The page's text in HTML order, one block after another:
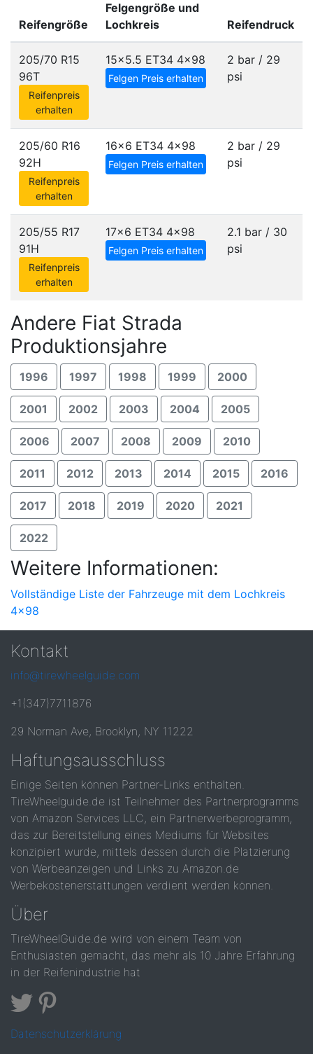
Reifengröße
Felgengröße und
Lochkreis
Reifendruck
205/70 R15
96T
Reifenpreis
erhalten
15x5.5 ET34 4x98
Felgen Preis erhalten
2 bar / 29
psi
205/60 R16
92H
Reifenpreis
erhalten
16x6 ET34 4x98
Felgen Preis erhalten
2 bar / 29
psi
205/55 R17
91H
Reifenpreis
erhalten
17x6 ET34 4x98
Felgen Preis erhalten
2.1 bar / 30
psi
Andere Fiat Strada
Produktionsjahre
1996 1997 1998 1999 2000
2001 2002 2003 2004 2005
2006 2007 2008 2009 2010
2011 2012 2013 2014 2015 2016
2017 2018 2019 2020 2021
2022
Weitere Informationen:
Vollständige Liste der Fahrzeuge mit dem Lochkreis
4x98
Kontakt
info@tirewheelguide.com
+1(347)7711876
29 Norman Ave, Brooklyn, NY 11222
Haftungsausschluss
Einige Seiten können Partner-Links enthalten.
TireWheelguide.de ist Teilnehmer des Partnerprogramms
von Amazon Services LLC, ein Partnerwerbeprogramm,
das zur Bereitstellung eines Mediums für Websites
konzipiert wurde, mittels dessen durch die Platzierung
von Werbeanzeigen und Links zu Amazon.de
Werbekostenerstattungen verdient werden können.
Über
TireWheelGuide.de wird von einem Team von
Enthusiasten gemacht, das mehr als 10 Jahre Erfahrung
in der Reifenindustrie hat
Datenschutzerklärung